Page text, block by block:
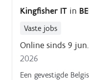
Kingfisher IT in
Vaste jobs
Online sinds 9
2026
Een gevestigde